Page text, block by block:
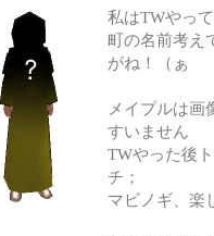
私はTWやっ
町の名前考え
がね！（ぁ
メイプルは画
すいません
TWやった後
チ；
マビノギ、楽